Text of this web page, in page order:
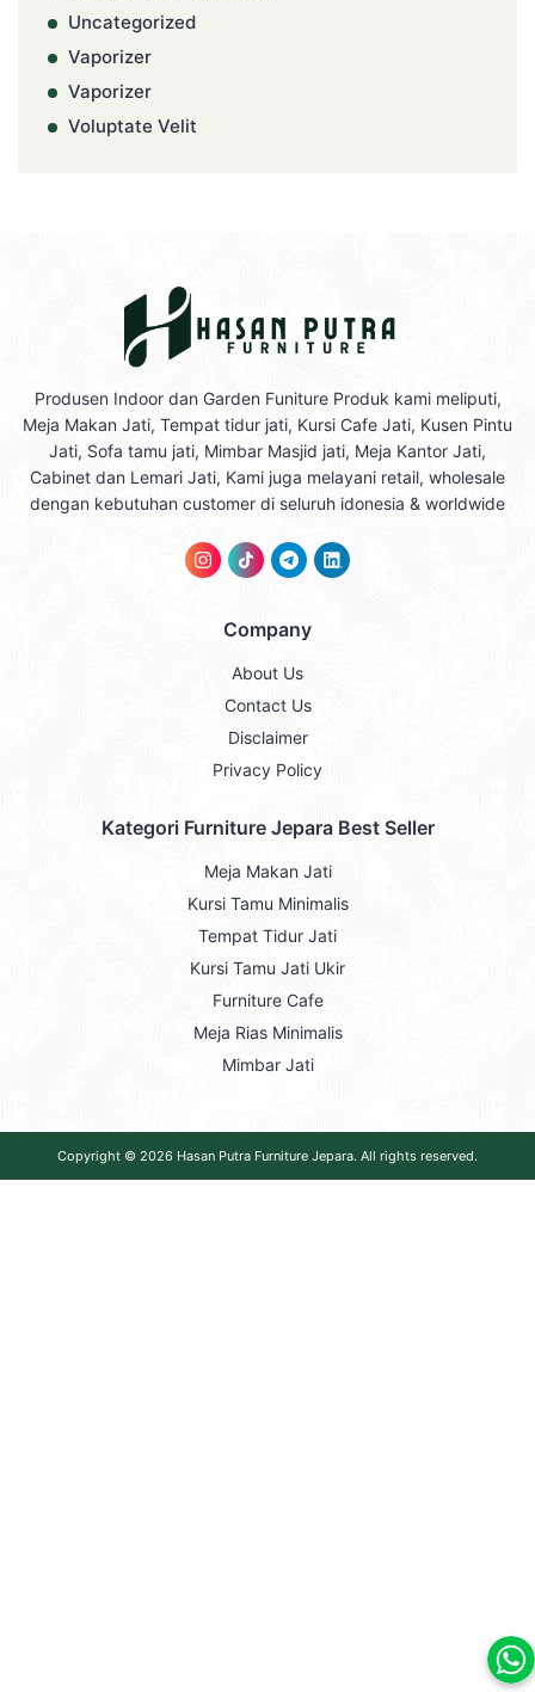
Uncategorized
Vaporizer
Vaporizer
Voluptate Velit
Produsen Indoor dan Garden Funiture Produk kami meliputi,
Meja Makan Jati, Tempat tidur jati, Kursi Cafe Jati, Kusen Pintu
Jati, Sofa tamu jati, Mimbar Masjid jati, Meja Kantor Jati,
Cabinet dan Lemari Jati, Kami juga melayani retail, wholesale
dengan kebutuhan customer di seluruh idonesia & worldwide
Company
About Us
Contact Us
Disclaimer
Privacy Policy
Kategori Furniture Jepara Best Seller
Meja Makan Jati
Kursi Tamu Minimalis
Tempat Tidur Jati
Kursi Tamu Jati Ukir
Furniture Cafe
Meja Rias Minimalis
Mimbar Jati
Copyright © 2026 Hasan Putra Furniture Jepara. All rights reserved.